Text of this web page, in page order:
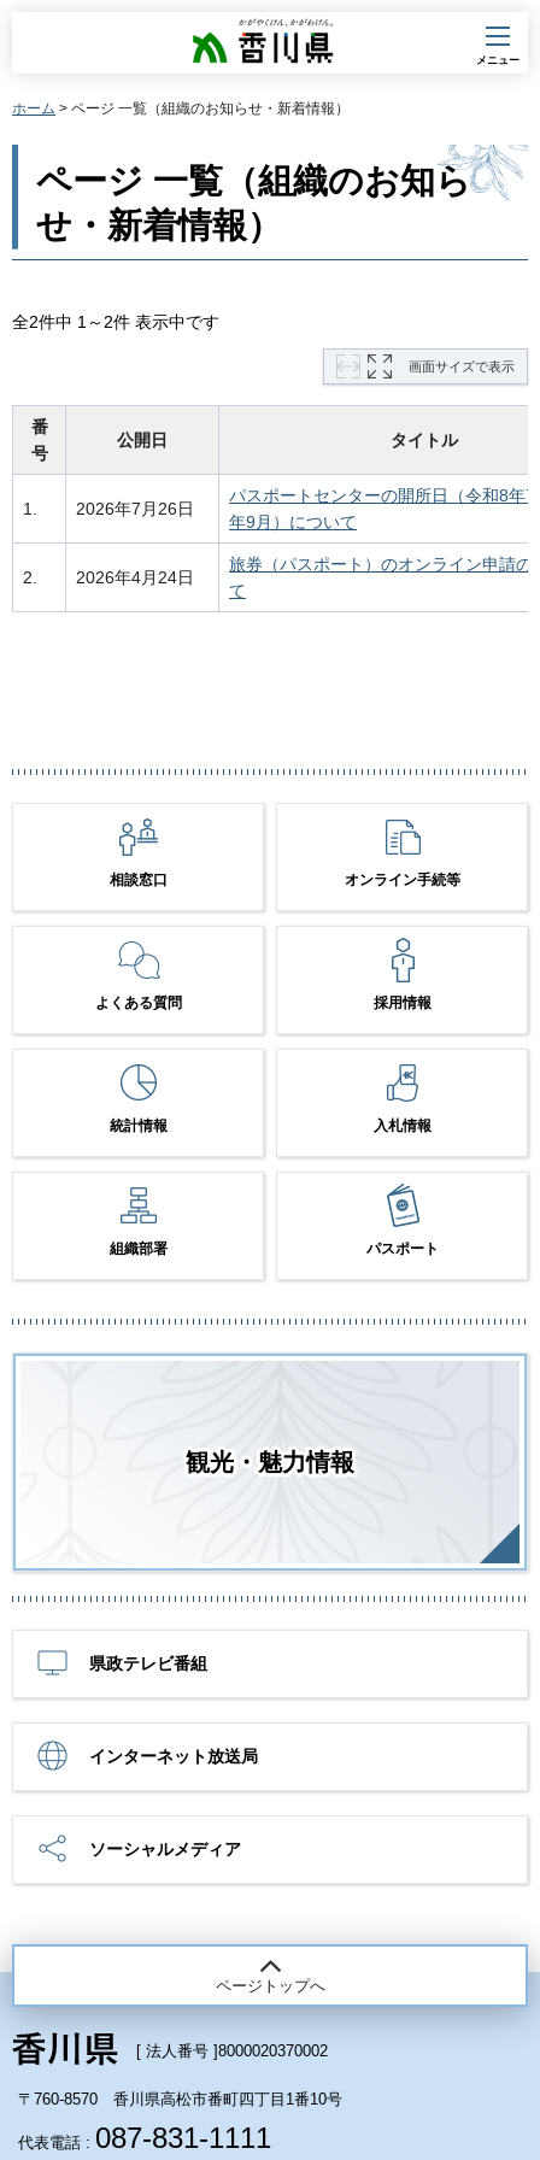
香川県
メニュー
ホーム > ページ 一覧（組織のお知らせ・新着情報）
ページ 一覧（組織のお知ら
せ・新着情報）
全2件中 1～2件 表示中です
画面サイズで表示
番
号
公開日 タイトル
1. 2026年7月26日
パスポートセンターの開所日（令和8年7
年9月）について
2. 2026年4月24日
旅券（パスポート）のオンライン申請の
て
相談窓口 オンライン手続等
よくある質問 採用情報
統計情報 入札情報
組織部署 パスポート
観光・魅力情報
県政テレビ番組
インターネット放送局
ソーシャルメディア
ページトップへ
[ 法人番号 ]8000020370002
〒760-8570 香川県高松市番町四丁目1番10号
代表電話 : 087-831-1111